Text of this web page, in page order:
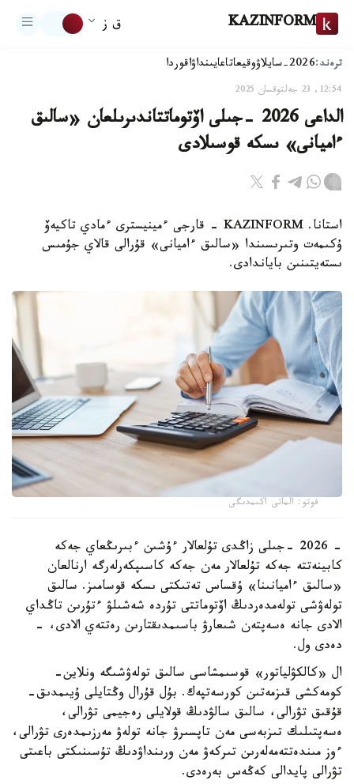
KAZINFORM ق ز
ترەند:2026-سايلاۋ وقيعاتاعايىنداۋاقوردا
12:54, 23 جەلتوقسان 2025
الداعى 2026 -جىلى اۆتوماتتاندىرىلعان «سالىق
ءاميانى» ىسكە قوسىلادى
استانا. KAZINFORM - قارجى ءمينيسترى ءمادي تاكيەۆ
ۇكىمەت وتىرىسىندا «سالىق ءاميانى» قۇرالى قالاي جۇمىس
ىستەيتىنىن باياندادى.
فوتو: الماتى اكىمدىگى
- 2026 -جىلى زاڭدى تۇلعالار ءۇشىن ءبىرىڭعاي جەكە
كابينەتتە جەكە تۇلعالار مەن جەكە كاسىپكەرلەرگە ارنالعان
«سالىق ءاميانىنا» ۇقساس تەتىكتى ىسكە قوسامىز. سالىق
تولەۋشى تولەمدەردىڭ اۆتوماتتى تۇردە شەشىلۋ ءتۇرىن تاڭداي
الادى جانە ەسەپتەن شىعارۋ باسىمدىقتارىن رەتتەي الادى، -
دەدى ول.
ال «كالكۋلياتور» قوسىمشاسى سالىق تولەۋشىگە ونلاين-
كومەكشى قىزمەتىن كورسەتپەك. بۇل قۇرال وڭتايلى ۇيىمدىق-
قۇقىق تۋرالى، سالىق سالۋدىڭ قولايلى رەجيمى تۋرالى،
ەسەپتىلىك تىزبەسى مەن تاپسىرۋ جانە تولەۋ مەرزىمدەرى تۋرالى،
ءوز مىندەتتەمەلەرىن تىركەۋ مەن ورىنداۋدىڭ تۇسىنىكتى باعىتى
تۋرالى پايدالى كەڭەس بەرەدى.